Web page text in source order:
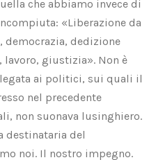
che abbiamo invece di
«Liberazione da
dedizione
giustizia». Non è
ai politici, sui quali il
nel precedente
non suonava lusinghiero.
destinataria del
noi. Il nostro impegno.